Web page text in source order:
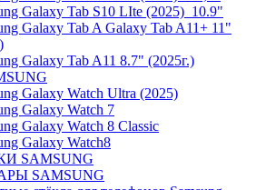
Galaxy Tab S10 LIte (2025)_10.9"
Galaxy Tab A Galaxy Tab A11+ 11"
Galaxy Tab A11 8.7" (2025г.)
Galaxy Watch Ultra (2025)
Galaxy Watch 7
Galaxy Watch 8 Classic
Galaxy Watch8
SAMSUNG
SAMSUNG